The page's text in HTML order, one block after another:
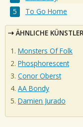
To Go Home
ÄHNLICHE
Monsters Of Folk
Phosphorescent
Conor Oberst
AA Bondy
Damien Jurado